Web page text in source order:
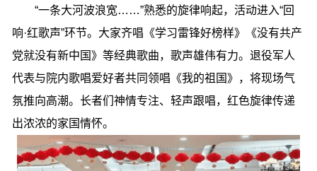
“一条大河波浪宽……”熟悉的旋律响起，活动进入“回
响·红歌声”环节。大家齐唱《学习雷锋好榜样》《没有共产
党就没有新中国》等经典歌曲，歌声雄伟有力。退役军人
代表与院内歌唱爱好者共同领唱《我的祖国》，将现场气
氛推向高潮。长者们神情专注、轻声跟唱，红色旋律传递
出浓浓的家国情怀。